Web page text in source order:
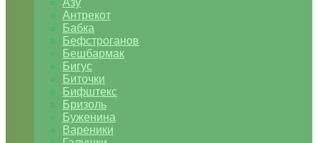
Азу
Антрекот
Бабка
Бефстроганов
Бешбармак
Бигус
Биточки
Бифштекс
Бризоль
Буженина
Вареники